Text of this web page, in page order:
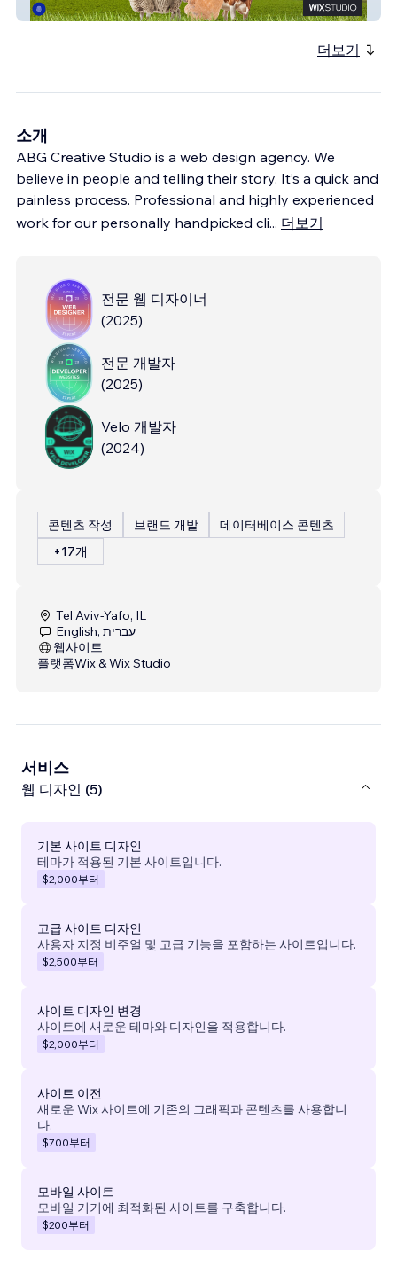
רפאל תערובות
더보기
소개
ABG Creative Studio is a web design agency. We
believe in people and telling their story. It’s a quick and
painless process. Professional and highly experienced
work for our personally handpicked cli... 더보기
전문 웹 디자이너
(2025)
전문 개발자
(2025)
Velo 개발자
(2024)
콘텐츠 작성 브랜드 개발
데이터베이스 콘텐츠
+17개
Tel Aviv-Yafo, IL
English, עברית
웹사이트
플랫폼Wix & Wix Studio
서비스
웹 디자인 (5)
기본 사이트 디자인
테마가 적용된 기본 사이트입니다.
$2,000부터
고급 사이트 디자인
사용자 지정 비주얼 및 고급 기능을 포함하는 사이트입니다.
$2,500부터
사이트 디자인 변경
사이트에 새로운 테마와 디자인을 적용합니다.
$2,000부터
사이트 이전
새로운 Wix 사이트에 기존의 그래픽과 콘텐츠를 사용합니
다.
$700부터
모바일 사이트
모바일 기기에 최적화된 사이트를 구축합니다.
$200부터